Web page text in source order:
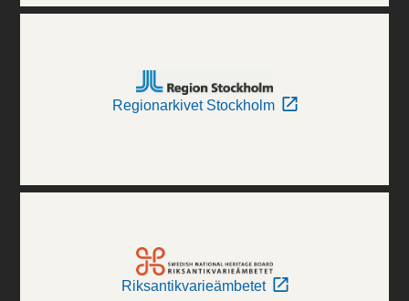
Regionarkivet Stockholm
Riksantikvarieämbetet